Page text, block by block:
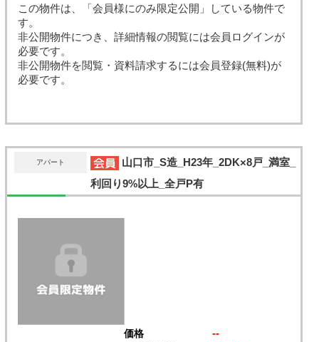
この物件は、「会員様にのみ限定公開」している物件で
す。
非公開物件につき、詳細情報の閲覧には会員ログインが
必要です。
非公開物件を閲覧・資料請求するには会員登録(無料)が
必要です。
アパート
山口市_S造_H23年_2DK×8戸_満室_
利回り9%以上_全戸P有
価格 --